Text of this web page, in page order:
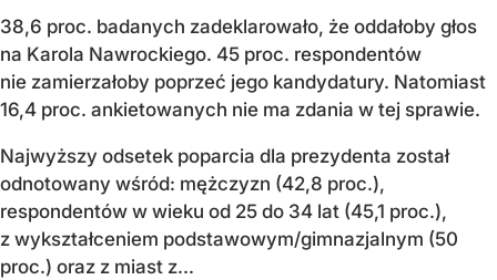
38,6 proc. badanych zadeklarowało, że oddałoby głos
na Karola Nawrockiego. 45 proc. respondentów
nie zamierzałoby poprzeć jego kandydatury. Natomiast
16,4 proc. ankietowanych nie ma zdania w tej sprawie.
Najwyższy odsetek poparcia dla prezydenta został
odnotowany wśród: mężczyzn (42,8 proc.),
respondentów w wieku od 25 do 34 lat (45,1 proc.),
z wykształceniem podstawowym/gimnazjalnym (50
proc.) oraz z miast z...